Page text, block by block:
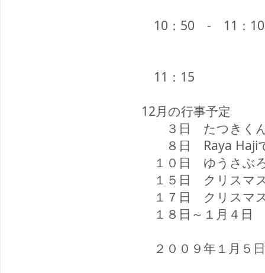
10：50 - 11：
11：15
12月の行事予定
３日 たつきくん
８日 Raya Haji
１０日 ゆうさぶ
１５日 クリスマ
１７日 クリスマ
１８日～１月４日
２００９年１月５